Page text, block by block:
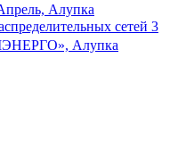
Алупка
сетей 3
Алупка